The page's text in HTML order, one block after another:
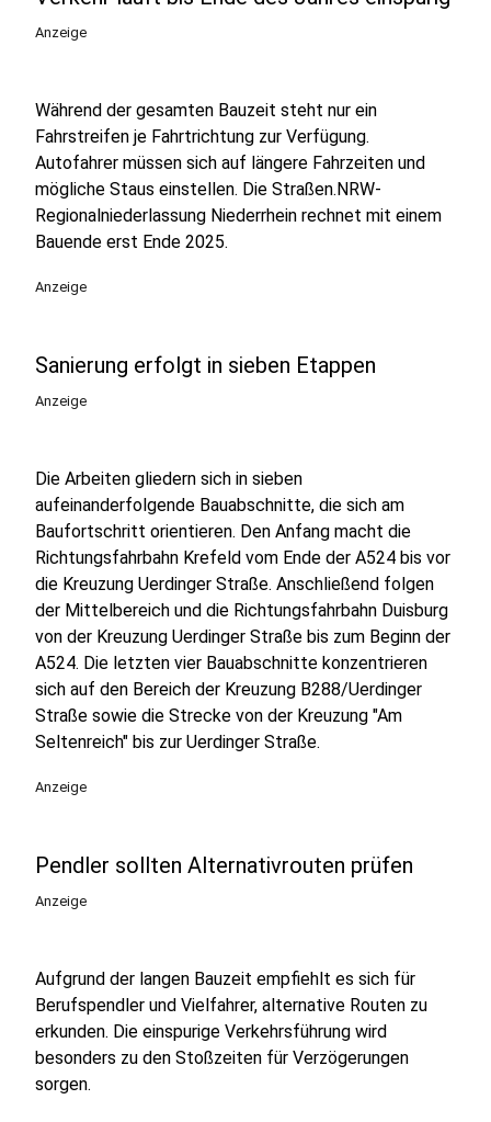
Anzeige
Während der gesamten Bauzeit steht nur ein
Fahrstreifen je Fahrtrichtung zur Verfügung.
Autofahrer müssen sich auf längere Fahrzeiten und
mögliche Staus einstellen. Die Straßen.NRW-
Regionalniederlassung Niederrhein rechnet mit einem
Bauende erst Ende 2025.
Anzeige
Sanierung erfolgt in sieben Etappen
Anzeige
Die Arbeiten gliedern sich in sieben
aufeinanderfolgende Bauabschnitte, die sich am
Baufortschritt orientieren. Den Anfang macht die
Richtungsfahrbahn Krefeld vom Ende der A524 bis vor
die Kreuzung Uerdinger Straße. Anschließend folgen
der Mittelbereich und die Richtungsfahrbahn Duisburg
von der Kreuzung Uerdinger Straße bis zum Beginn der
A524. Die letzten vier Bauabschnitte konzentrieren
sich auf den Bereich der Kreuzung B288/Uerdinger
Straße sowie die Strecke von der Kreuzung "Am
Seltenreich" bis zur Uerdinger Straße.
Anzeige
Pendler sollten Alternativrouten prüfen
Anzeige
Aufgrund der langen Bauzeit empfiehlt es sich für
Berufspendler und Vielfahrer, alternative Routen zu
erkunden. Die einspurige Verkehrsführung wird
besonders zu den Stoßzeiten für Verzögerungen
sorgen.